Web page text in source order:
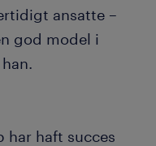
ansatte –
god model i
har haft succes